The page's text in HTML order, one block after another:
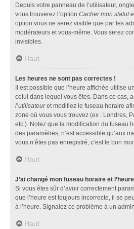
Depuis votre panneau de l’utilisateur,
vous trouverez l’option Cacher mon statut
option vous ne serez visible que par les
modérateurs et vous-même. Vous serez
invisibles.
Haut
Les heures ne sont pas correctes !
Il est possible que l’heure affichée utilise
celui dans lequel vous êtes. Dans ce cas,
l’utilisateuret modifiez le fuseau horaire
zone où vous vous trouvez (ex : Londres,
etc.). Notez que la modification du fuseau
des paramètres, n’est accessible qu’aux
vous n’êtes pas enregistré, c’est le bon
Haut
J’ai changé mon fuseau horaire et
Si vous êtes sûr d’avoir correctement
que l’heure est toujours incorrecte, il se
à l’heure. Signalez ce problème à un
Haut